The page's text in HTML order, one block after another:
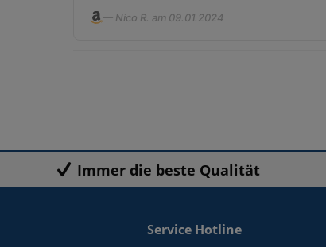
— Nico R. am 09.01.2024
Immer die beste Qualität
Service Hotline